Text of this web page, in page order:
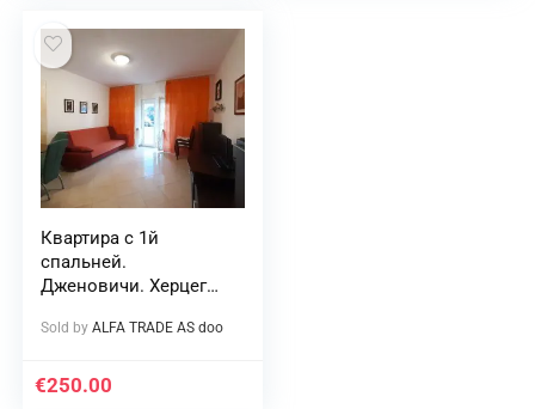
Квартира с 1й
спальней.
Дженовичи. Херцег
Sold by ALFA TRADE AS doo
€250.00